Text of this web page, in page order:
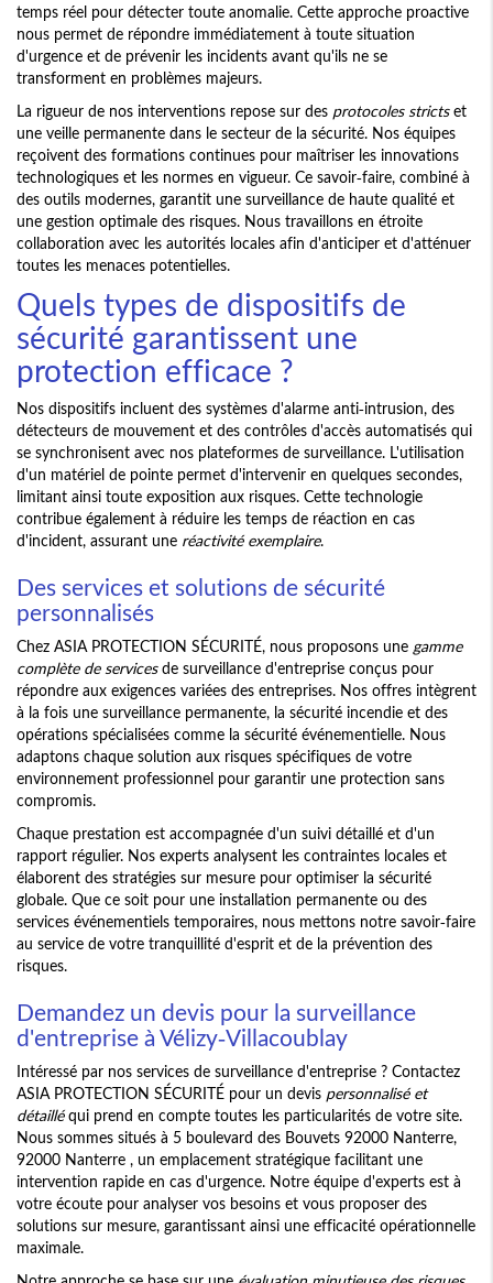
temps réel pour détecter toute anomalie. Cette approche proactive
nous permet de répondre immédiatement à toute situation
d'urgence et de prévenir les incidents avant qu'ils ne se
transforment en problèmes majeurs.
La rigueur de nos interventions repose sur des protocoles strictset
une veille permanente dans le secteur de la sécurité. Nos équipes
reçoivent des formations continues pour maîtriser les innovations
technologiques et les normes en vigueur. Ce savoir-faire, combiné à
des outils modernes, garantit une surveillance de haute qualité et
une gestion optimale des risques. Nous travaillons en étroite
collaboration avec les autorités locales afin d'anticiper et d'atténuer
toutes les menaces potentielles.
Quels types de dispositifs de
sécurité garantissent une
protection efficace ?
Nos dispositifs incluent des systèmes d'alarme anti-intrusion, des
détecteurs de mouvement et des contrôles d'accès automatisés qui
se synchronisent avec nos plateformes de surveillance. L'utilisation
d'un matériel de pointe permet d'intervenir en quelques secondes,
limitant ainsi toute exposition aux risques. Cette technologie
contribue également à réduire les temps de réaction en cas
d'incident, assurant une réactivité exemplaire.
Des services et solutions de sécurité
personnalisés
Chez ASIA PROTECTION SÉCURITÉ, nous proposons une gamme
complète de servicesde surveillance d'entreprise conçus pour
répondre aux exigences variées des entreprises. Nos offres intègrent
à la fois une surveillance permanente, la sécurité incendie et des
opérations spécialisées comme la sécurité événementielle. Nous
adaptons chaque solution aux risques spécifiques de votre
environnement professionnel pour garantir une protection sans
compromis.
Chaque prestation est accompagnée d'un suivi détaillé et d'un
rapport régulier. Nos experts analysent les contraintes locales et
élaborent des stratégies sur mesure pour optimiser la sécurité
globale. Que ce soit pour une installation permanente ou des
services événementiels temporaires, nous mettons notre savoir-faire
au service de votre tranquillité d'esprit et de la prévention des
risques.
Demandez un devis pour la surveillance
d'entreprise à Vélizy-Villacoublay
Intéressé par nos services de surveillance d'entreprise ? Contactez
ASIA PROTECTION SÉCURITÉ pour un devis personnalisé et
détailléqui prend en compte toutes les particularités de votre site.
Nous sommes situés à 5 boulevard des Bouvets 92000 Nanterre,
92000 Nanterre , un emplacement stratégique facilitant une
intervention rapide en cas d'urgence. Notre équipe d'experts est à
votre écoute pour analyser vos besoins et vous proposer des
solutions sur mesure, garantissant ainsi une efficacité opérationnelle
maximale.